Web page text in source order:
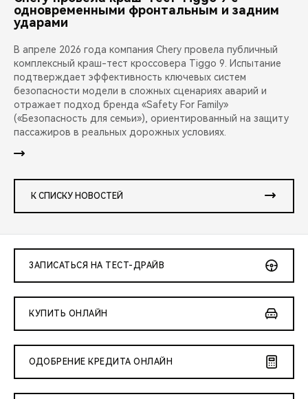
одновременными фронтальным и задним
ударами
В апреле 2026 года компания Chery провела публичный
комплексный краш-тест кроссовера Tiggo 9. Испытание
подтверждает эффективность ключевых систем
безопасности модели в сложных сценариях аварий и
отражает подход бренда «Safety For Family»
(«Безопасность для семьи»), ориентированный на защиту
пассажиров в реальных дорожных условиях.
К СПИСКУ НОВОСТЕЙ
ЗАПИСАТЬСЯ НА ТЕСТ-ДРАЙВ
КУПИТЬ ОНЛАЙН
ОДОБРЕНИЕ КРЕДИТА ОНЛАЙН